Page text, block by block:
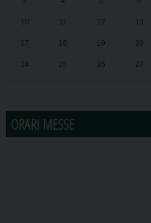
10 11 12 13
17 18 19 20
24 25 26 27
ORARI MESSE